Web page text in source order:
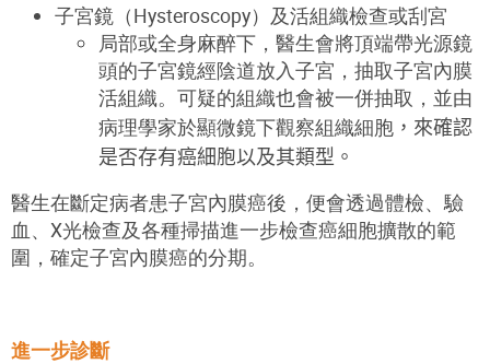
子宮鏡（Hysteroscopy）及活組織檢查或刮宮
局部或全身麻醉下，醫生會將頂端帶光源鏡
頭的子宮鏡經陰道放入子宮，抽取子宮內膜
活組織。可疑的組織也會被一併抽取，並由
病理學家於顯微鏡下觀察組織細胞 ， 來確認
是否存有癌細胞以及其類型。
醫生在斷定病者患子宮內膜癌後，便會透過體檢、驗
血、 X光檢查及各種掃描進一步檢查癌細胞擴散的範
圍，確定子宮內膜癌的分期。
進一步診斷